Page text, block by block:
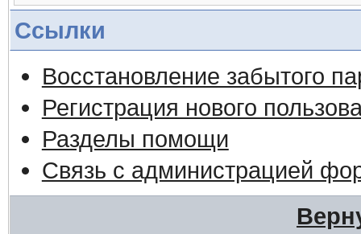
Ссылки
Восстановление забытого
Регистрация нового
Разделы помощи
Связь с администрацией